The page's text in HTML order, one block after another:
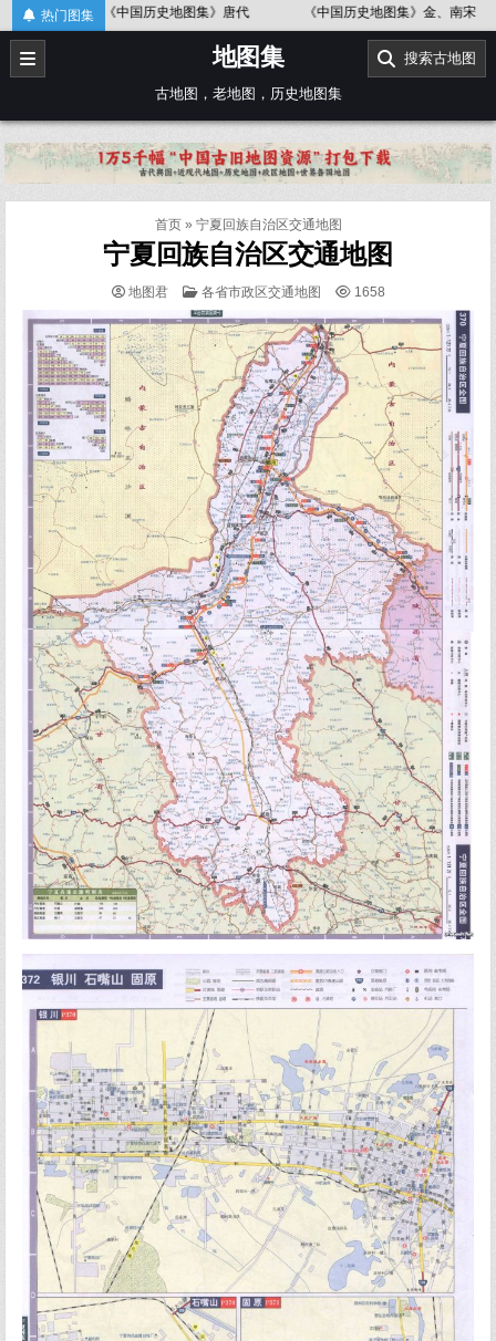
Skip
to
content
热门图集
《中国历史地图集》唐代 《中国历史地图集》金、南宋 《中
地图集
古地图，老地图，历史地图集
搜索古地图
首页» 宁夏回族自治区交通地图
宁夏回族自治区交通地图
地图君
POSTED
各省市政区交通地图 1658